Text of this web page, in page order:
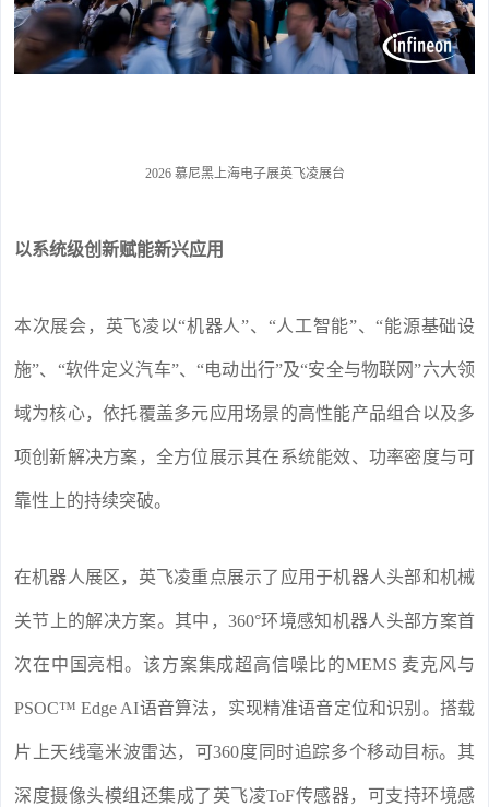
2026 慕尼黑上海电子展英飞凌展台
以系统级创新赋能新兴应用
本次展会，英飞凌以“机器人”、“人工智能”、“能源基础设
施”、“软件定义汽车”、“电动出行”及“安全与物联网”六大领
域为核心，依托覆盖多元应用场景的高性能产品组合以及多
项创新解决方案，全方位展示其在系统能效、功率密度与可
靠性上的持续突破。
在机器人展区，英飞凌重点展示了应用于机器人头部和机械
关节上的解决方案。其中，360°环境感知机器人头部方案首
次在中国亮相。该方案集成超高信噪比的MEMS 麦克风与
PSOC™ Edge AI语音算法，实现精准语音定位和识别。搭载
片上天线毫米波雷达，可360度同时追踪多个移动目标。其
深度摄像头模组还集成了英飞凌ToF传感器，可支持环境感